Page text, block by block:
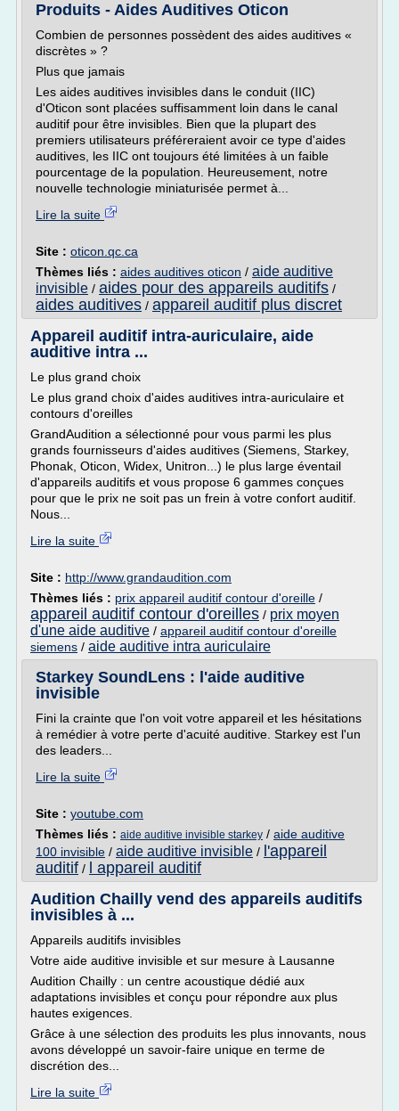
Produits - Aides Auditives Oticon
Combien de personnes possèdent des aides auditives «
discrètes » ?
Plus que jamais
Les aides auditives invisibles dans le conduit (IIC)
d'Oticon sont placées suffisamment loin dans le canal
auditif pour être invisibles. Bien que la plupart des
premiers utilisateurs préféreraient avoir ce type d'aides
auditives, les IIC ont toujours été limitées à un faible
pourcentage de la population. Heureusement, notre
nouvelle technologie miniaturisée permet à...
Lire la suite
Site : oticon.qc.ca
Thèmes liés : aides auditives oticon / aide auditive
invisible / aides pour des appareils auditifs /
aides auditives / appareil auditif plus discret
Appareil auditif intra-auriculaire, aide
auditive intra ...
Le plus grand choix
Le plus grand choix d'aides auditives intra-auriculaire et
contours d'oreilles
GrandAudition a sélectionné pour vous parmi les plus
grands fournisseurs d'aides auditives (Siemens, Starkey,
Phonak, Oticon, Widex, Unitron...) le plus large éventail
d'appareils auditifs et vous propose 6 gammes conçues
pour que le prix ne soit pas un frein à votre confort auditif.
Nous...
Lire la suite
Site : http://www.grandaudition.com
Thèmes liés : prix appareil auditif contour d'oreille /
appareil auditif contour d'oreilles / prix moyen
d'une aide auditive / appareil auditif contour d'oreille
siemens / aide auditive intra auriculaire
Starkey SoundLens : l'aide auditive
invisible
Fini la crainte que l'on voit votre appareil et les hésitations
à remédier à votre perte d'acuité auditive. Starkey est l'un
des leaders...
Lire la suite
Site : youtube.com
Thèmes liés : aide auditive invisible starkey / aide auditive
100 invisible / aide auditive invisible / l'appareil
auditif /
l appareil auditif
Audition Chailly vend des appareils auditifs
invisibles à ...
Appareils auditifs invisibles
Votre aide auditive invisible et sur mesure à Lausanne
Audition Chailly : un centre acoustique dédié aux
adaptations invisibles et conçu pour répondre aux plus
hautes exigences.
Grâce à une sélection des produits les plus innovants, nous
avons développé un savoir-faire unique en terme de
discrétion des...
Lire la suite